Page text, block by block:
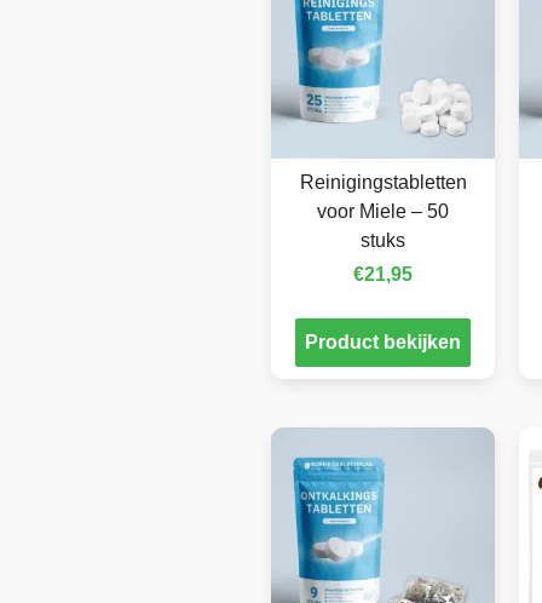
Reinigingstabletten
voor Miele – 50
stuks
€21,95
Product bekijken